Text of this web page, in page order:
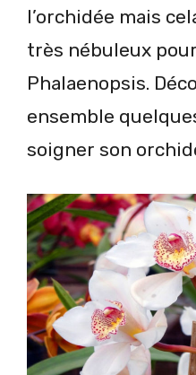
l’orchidée mais
très nébuleux
Phalaenopsis.
ensemble
soigner son